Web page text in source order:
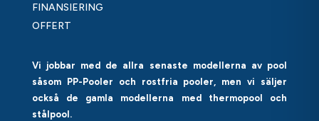
FINANSIERING
OFFERT
Vi jobbar med de allra senaste modellerna av pool
såsom PP-Pooler och rostfria pooler, men vi säljer
också de gamla modellerna med thermopool och
stålpool.